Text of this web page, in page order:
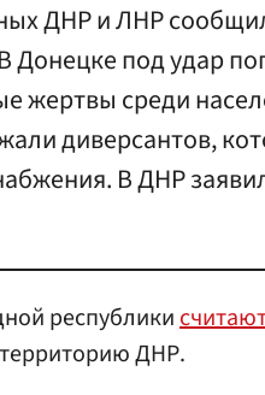
ДНР и ЛНР
Донецке под удар
жертвы среди
диверсантов,
В ДНР
республики
ДНР.